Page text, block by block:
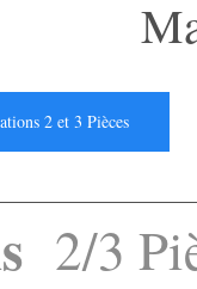
2 et 3 Pièces
2/3